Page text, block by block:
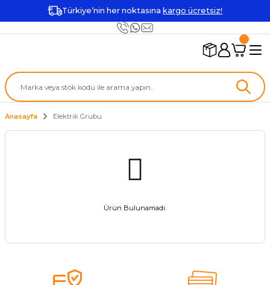
Türkiye’nin her noktasına kargo ücretsiz!
Anasayfa Elektrik Grubu
Ürün Bulunamadı.